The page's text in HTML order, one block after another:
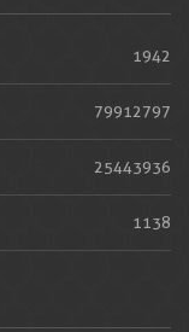
1942
79912797
25443936
1138